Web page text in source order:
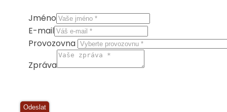
Jméno
E-mail
Provozovna
Zpráva
Odeslat